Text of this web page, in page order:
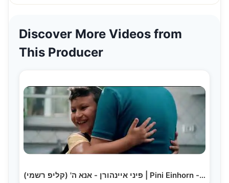
Discover More Videos from
This Producer
פיני איינהורן - אנא ה' (קליפ רשמי) | Pini Einhorn -…